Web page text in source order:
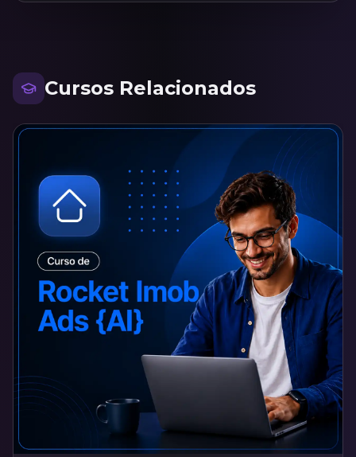
Cursos Relacionados